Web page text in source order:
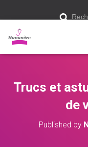
Trucs et
de
Published by